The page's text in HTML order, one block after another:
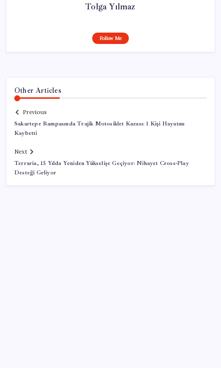
Tolga Yılmaz
Follow Me
Other Articles
Previous
Sakartepe Rampasında Trajik Motosiklet Kazası: 1 Kişi Hayatını
Kaybetti
Next
Terraria, 15 Yılda Yeniden Yükselişe Geçiyor: Nihayet Cross-Play
Desteği Geliyor